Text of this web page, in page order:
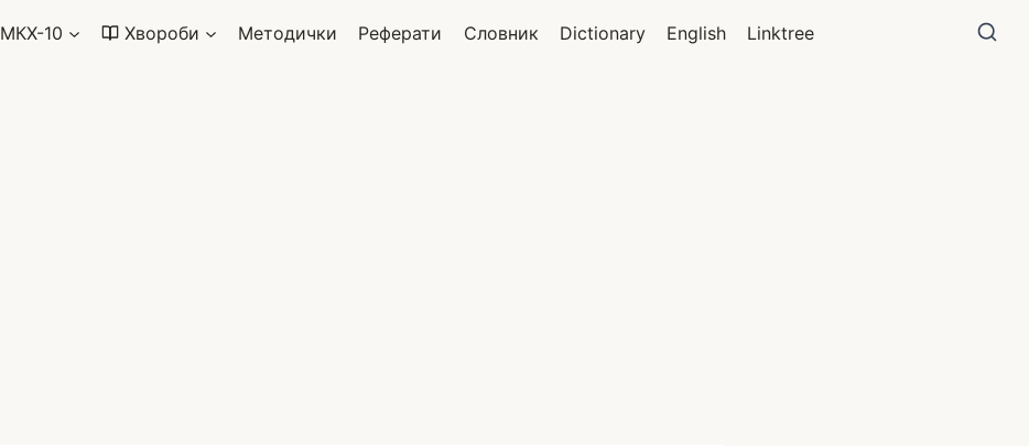
МКХ-10 Хвороби Методички Реферати Словник Dictionary English Linktree